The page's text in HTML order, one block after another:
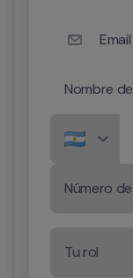
Nombre
Número
Tu rol